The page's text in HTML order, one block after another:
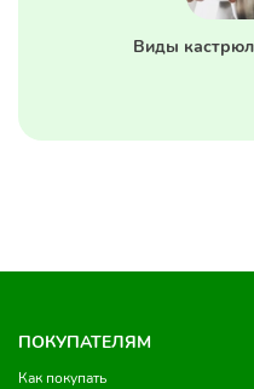
Виды
ПОКУПАТЕЛЯМ
Как покупать